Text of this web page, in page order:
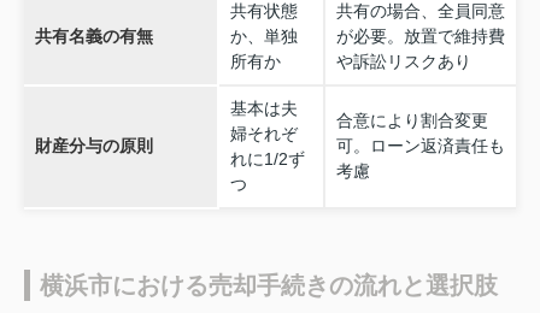
共有名義の有無
共有状態
か、単独
所有か
共有の場合、全員同意
が必要。放置で維持費
や訴訟リスクあり
財産分与の原則
基本は夫
婦それぞ
れに1/2ず
つ
合意により割合変更
可。ローン返済責任も
考慮
横浜市における売却手続きの流れと選択肢